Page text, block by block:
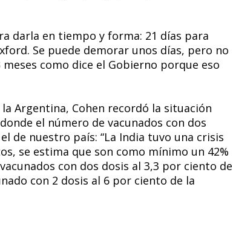
darla en tiempo y forma: 21 días para
Se puede demorar unos días, pero no
como dice el Gobierno porque eso
Argentina, Cohen recordó la situación
el número de vacunados con dos
de nuestro país: “La India tuvo una crisis
se estima que son como mínimo un 42%
con dos dosis al 3,3 por ciento de
con 2 dosis al 6 por ciento de la